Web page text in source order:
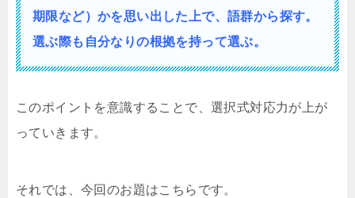
期限など）かを思い出した上で、語群から探す。
選ぶ際も自分なりの根拠を持って選ぶ。
このポイントを意識することで、選択式対応力が上が
っていきます。
それでは、今回のお題はこちらです。